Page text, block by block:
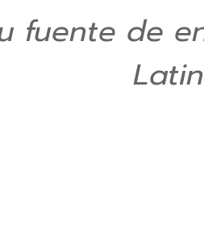
fuente de